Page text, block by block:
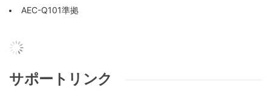
AEC-Q101準拠
サポートリンク